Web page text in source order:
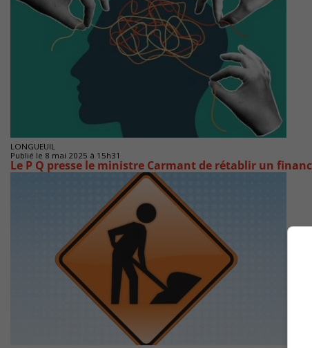
LONGUEUIL
Publié le 8 mai 2025 à 15h31
Le P Q presse le ministre Carmant de rétablir un